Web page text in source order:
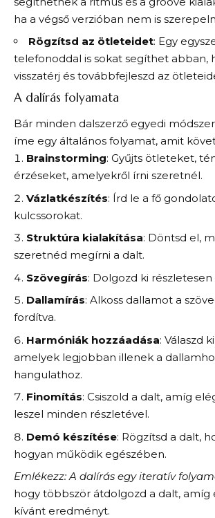
ha a végső verzióban nem is
Rögzítsd az ötleteidet: Egy
telefonoddal is sokat segíthet abban,
visszatérj és továbbfejleszd az
A dalírás folyamata
Bár minden dalszerző egyedi
íme egy általános folyamat, amit
Brainstorming: Gyűjts ötleteket,
érzéseket, amelyekről írni szeretnél.
Vázlatkészítés: Írd le a fő
kulcssorokat.
Struktúra kialakítása: Döntsd el,
szeretnéd megírni a dalt.
Szövegírás: Dolgozd ki
Dallamírás: Alkoss dallamot a
fordítva.
Harmóniák hozzáadása: Válaszd
amelyek legjobban illenek a
hangulathoz.
Finomítás: Csiszold a dalt, amíg
leszel minden részletével.
Demó készítése: Rögzítsd a dalt,
hogyan működik egészében.
Emlékezz: A dalírás egy iteratív
hogy többször átdolgozd a dalt, amíg
kívánt eredményt.